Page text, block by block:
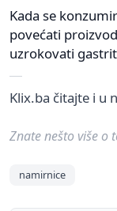
Kada se
povećati
uzrokovati
Klix.ba čitajte i u
Znate nešto više o
namirnice